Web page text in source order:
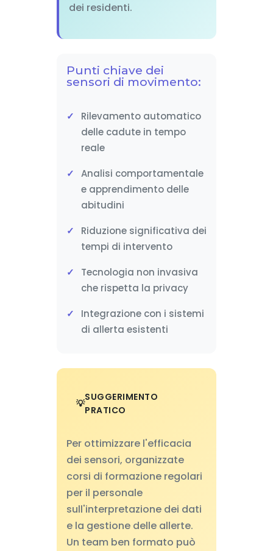
dei residenti.
Punti chiave dei
sensori di movimento:
Rilevamento automatico
delle cadute in tempo
reale
Analisi comportamentale
e apprendimento delle
abitudini
Riduzione significativa dei
tempi di intervento
Tecnologia non invasiva
che rispetta la privacy
Integrazione con i sistemi
di allerta esistenti
SUGGERIMENTO
PRATICO
Per ottimizzare l'efficacia
dei sensori, organizzate
corsi di formazione regolari
per il personale
sull'interpretazione dei dati
e la gestione delle allerte.
Un team ben formato può